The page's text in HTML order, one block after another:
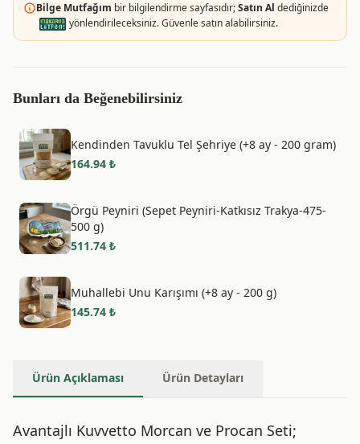
Bilge Mutfağım bir bilgilendirme sayfasıdır;Satın Al dediğinizde
yönlendirileceksiniz. Güvenle satın alabilirsiniz.
Bunları da Beğenebilirsiniz
Kendinden Tavuklu Tel Şehriye (+8 ay - 200 gram)
164.94 ₺
Örgü Peyniri (Sepet Peyniri-Katkısız Trakya-475-
500 g)
511.74 ₺
Muhallebi Unu Karışımı (+8 ay - 200 g)
145.74 ₺
Ürün Açıklaması Ürün Detayları
Avantajlı Kuvvetto Morcan ve Procan Seti;